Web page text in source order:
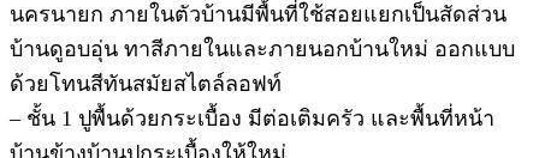
นครนายก ภายในตัวบ้านมีพื้นที่ใช้สอยแยกเป็นสัดส่วน
บ้านดูอบอุ่น ทาสีภายในและภายนอกบ้านใหม่ ออกแบบ
ด้วยโทนสีทันสมัยสไตล์ลอฟท์
– ชั้น 1 ปูพื้นด้วยกระเบื้อง มีต่อเติมครัว และพื้นที่หน้า
บ้านข้างบ้านปูกระเบื้องให้ใหม่